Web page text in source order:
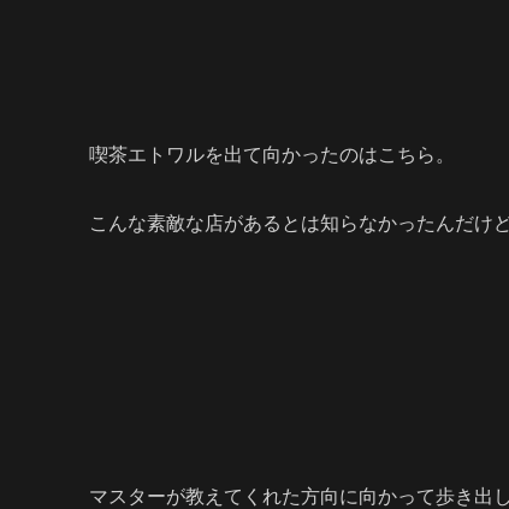
喫茶エトワルを出て向かったのはこちら。
こんな素敵な店があるとは知らなかったんだけ
マスターが教えてくれた方向に向かって歩き出